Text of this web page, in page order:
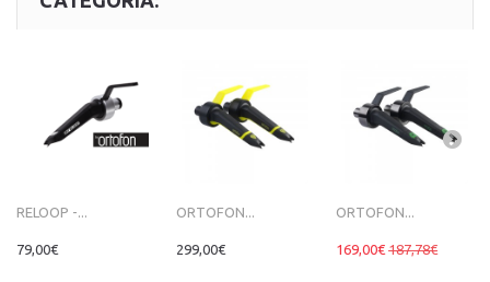
RELOOP -...
79,00€
ORTOFON...
299,00€
ORTOFON...
169,00€ 187,78€